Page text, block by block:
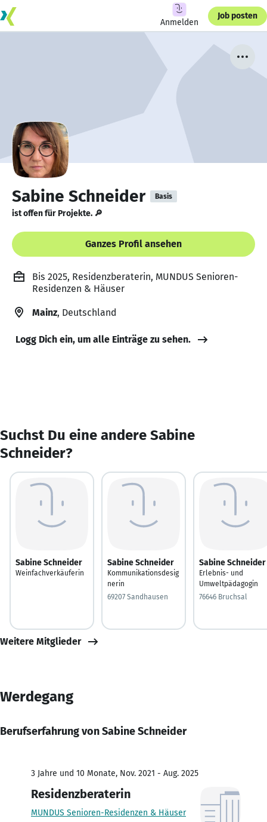
Anmelden
Job posten
Sabine Schneider Basis
ist offen für Projekte. 🔎
Ganzes Profil ansehen
Bis 2025, Residenzberaterin, MUNDUS Senioren-
Residenzen & Häuser
Mainz, Deutschland
Logg Dich ein, um alle Einträge zu sehen.
Suchst Du eine andere Sabine
Schneider?
Sabine Schneider
Weinfachverkäuferin
Sabine Schneider
Kommunikationsdesig
nerin
69207 Sandhausen
Sabine Schneider
Erlebnis- und
Umweltpädagogin
76646 Bruchsal
Weitere Mitglieder
Werdegang
Berufserfahrung von Sabine Schneider
3 Jahre und 10 Monate, Nov. 2021 - Aug. 2025
Residenzberaterin
MUNDUS Senioren-Residenzen & Häuser